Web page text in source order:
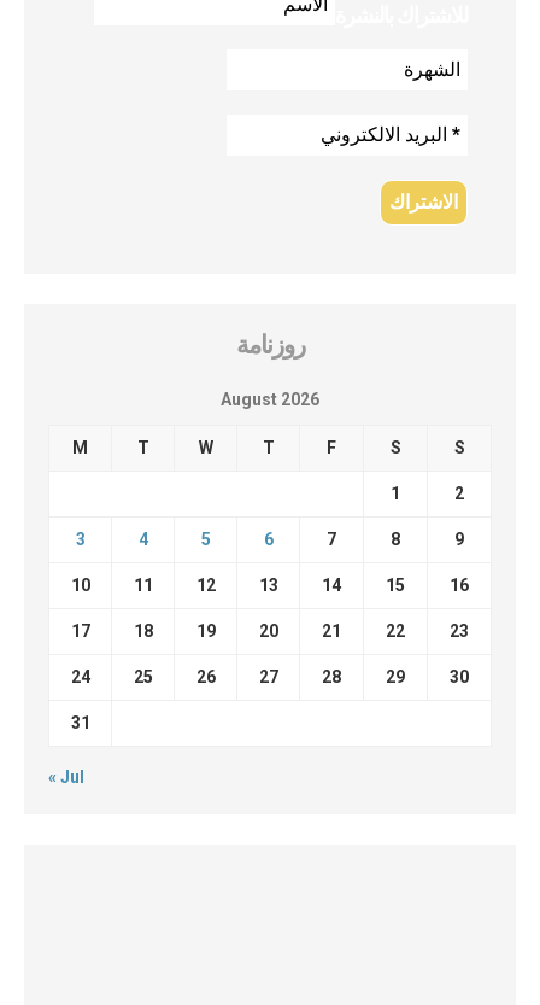
روزنامة
August 2026
M T W T F S S
1 2
3 4 5 6 7 8 9
10 11 12 13 14 15 16
17 18 19 20 21 22 23
24 25 26 27 28 29 30
31
« Jul